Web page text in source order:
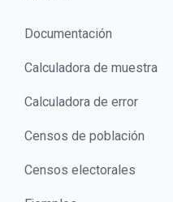
Documentación
Calculadora de muestra
Calculadora de error
Censos de población
Censos electorales